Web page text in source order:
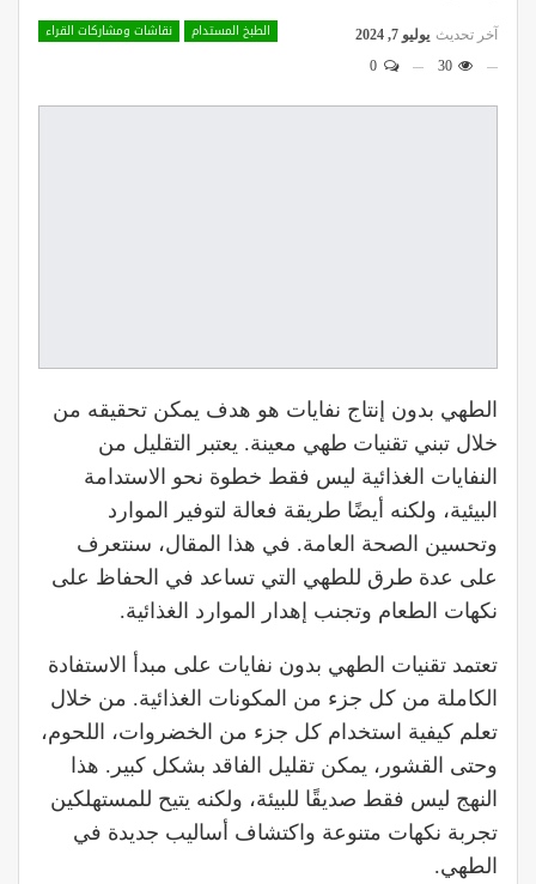
الطبخ المستدام نقاشات ومشاركات القراء آخر تحديث يوليو 7, 2024
الطهي بدون إنتاج نفايات هو هدف يمكن تحقيقه من
خلال تبني تقنيات طهي معينة. يعتبر التقليل من
النفايات الغذائية ليس فقط خطوة نحو الاستدامة
البيئية، ولكنه أيضًا طريقة فعالة لتوفير الموارد
وتحسين الصحة العامة. في هذا المقال، سنتعرف
على عدة طرق للطهي التي تساعد في الحفاظ على
نكهات الطعام وتجنب إهدار الموارد الغذائية.
تعتمد تقنيات الطهي بدون نفايات على مبدأ الاستفادة
الكاملة من كل جزء من المكونات الغذائية. من خلال
تعلم كيفية استخدام كل جزء من الخضروات، اللحوم،
وحتى القشور، يمكن تقليل الفاقد بشكل كبير. هذا
النهج ليس فقط صديقًا للبيئة، ولكنه يتيح للمستهلكين
تجربة نكهات متنوعة واكتشاف أساليب جديدة في
الطهي.